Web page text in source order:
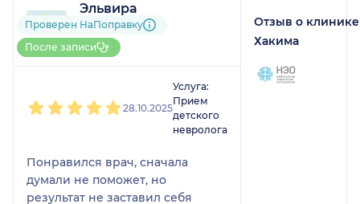
Эльвира
1 отзыв
До 5 записей через
НаПоправку
Проверен НаПоправку
После записи
28.10.2025
Услуга:
Прием
детского
невролога
Понравился врач, сначала
думали не поможет, но
результат не заставил себя
Отзыв о
Хакима